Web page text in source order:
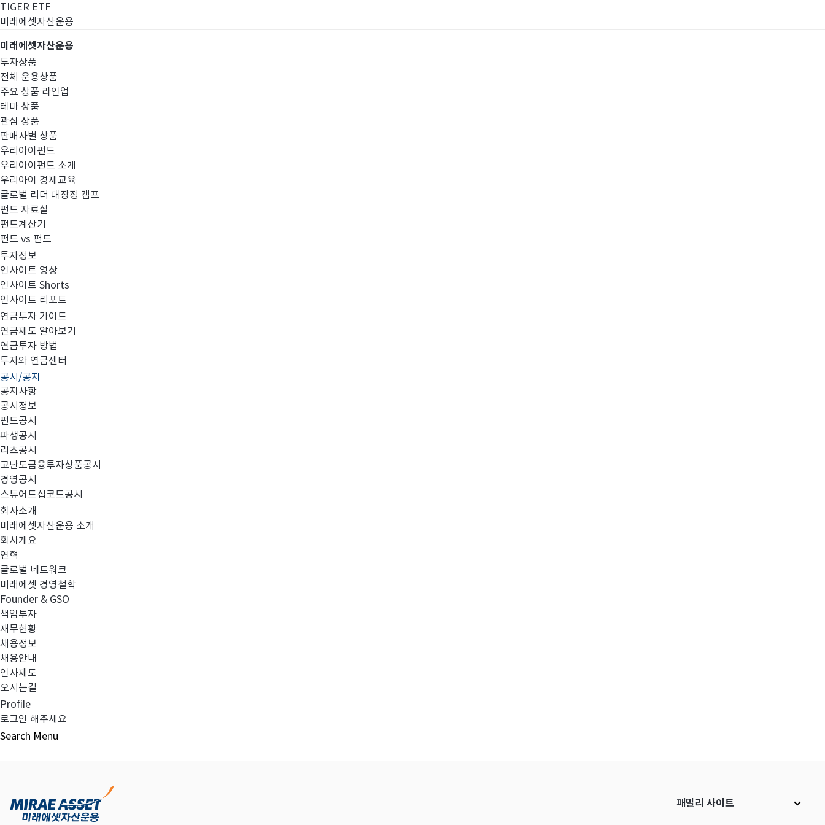
TIGER ETF
미래에셋자산운용
미래에셋자산운용
투자상품
전체 운용상품
주요 상품 라인업
테마 상품
관심 상품
판매사별 상품
우리아이펀드
우리아이펀드 소개
우리아이 경제교육
글로벌 리더 대장정 캠프
펀드 자료실
펀드계산기
펀드 vs 펀드
투자정보
인사이트 영상
인사이트 Shorts
인사이트 리포트
연금투자 가이드
연금제도 알아보기
연금투자 방법
투자와 연금센터
공시/공지
공지사항
공시정보
펀드공시
파생공시
리츠공시
고난도금융투자상품공시
경영공시
스튜어드십코드공시
회사소개
미래에셋자산운용 소개
회사개요
연혁
글로벌 네트워크
미래에셋 경영철학
Founder & GSO
책임투자
재무현황
채용정보
채용안내
인사제도
오시는길
Profile
로그인 해주세요
Search Menu
고난도금융투자상품
고난도금융투자상품_공시_20240228
이전글
다음글
목록보기
패밀리 사이트